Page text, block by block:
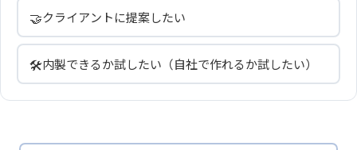
🤝クライアントに提案したい
🛠️内製できるか試したい（自社で作れるか試したい）